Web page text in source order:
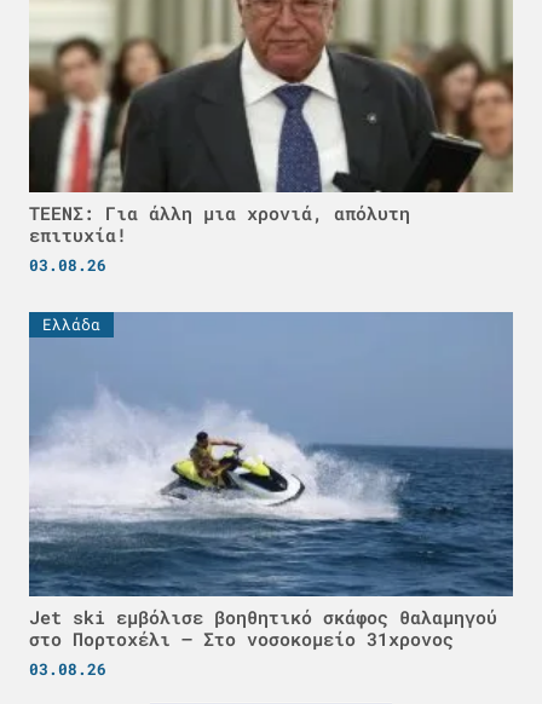
ΤΕΕΝΣ: Για άλλη μια χρονιά, απόλυτη
επιτυχία!
03.08.26
Ελλάδα
Jet ski εμβόλισε βοηθητικό σκάφος θαλαμηγού
στο Πορτοχέλι – Στο νοσοκομείο 31χρονος
03.08.26